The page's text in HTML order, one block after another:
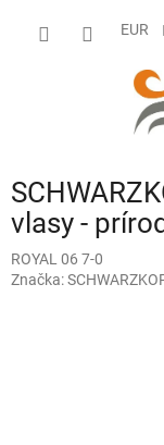
EUR
vlasy -
ROYAL 06 7-0
Značka: